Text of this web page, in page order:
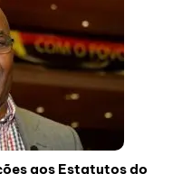
aos Estatutos do